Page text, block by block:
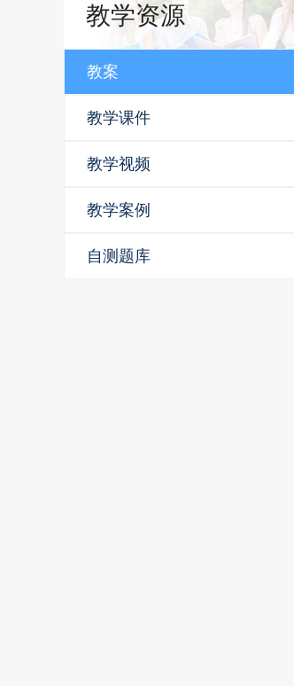
教学资源
教案
教学课件
教学视频
教学案例
自测题库